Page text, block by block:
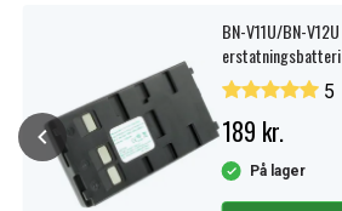
BN-V11U/BN-V12U
erstatningsbatteri
5
189 kr.
På lager